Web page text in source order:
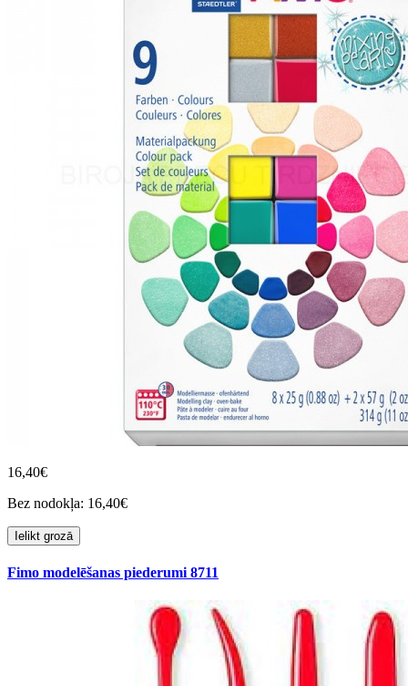
16,40€
Bez nodokļa: 16,40€
Ielikt grozā
Fimo modelēšanas piederumi 8711